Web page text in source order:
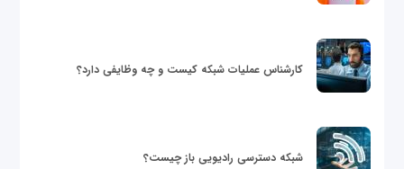
کارشناس عملیات شبکه کیست و چه وظایفی دارد؟
شبکه دسترسی رادیویی باز چیست؟